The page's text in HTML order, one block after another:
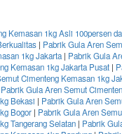
Kemasan 1kg Asli 100persen
| Pabrik Gula Aren
1kg Jakarta | Pabrik Gula
Kemasan 1kg Jakarta Pusat |
Cimenteng Kemasan 1kg
Pabrik Gula Aren Semut
Bekasi | Pabrik Gula Aren
Bogor | Pabrik Gula Aren
Tangerang Selatan | Pabrik